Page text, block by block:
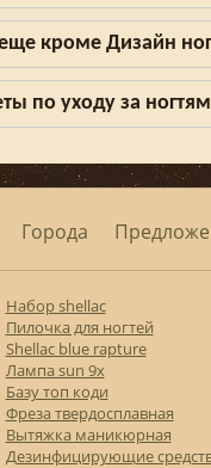
кроме Дизайн
по уходу за
Города
Набор shellac
Пилочка для ногтей
Shellac blue rapture
Лампа sun 9x
Базу топ коди
Фреза твердосплавная
Вытяжка маникюрная
Дезинфицирующие